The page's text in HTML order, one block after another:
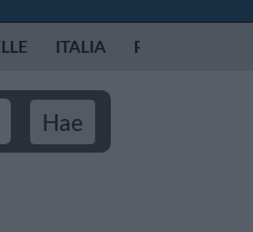
ITALIA ROOMA